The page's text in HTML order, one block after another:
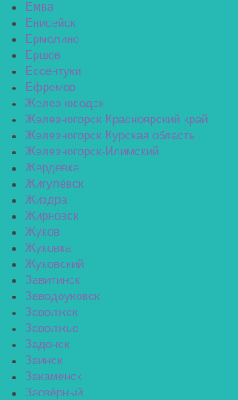
Емва
Енисейск
Ермолино
Ершов
Ессентуки
Ефремов
Железноводск
Железногорск Красноярский край
Железногорск Курская область
Железногорск-Илимский
Жердевка
Жигулёвск
Жиздра
Жирновск
Жуков
Жуковка
Жуковский
Завитинск
Заводоуковск
Заволжск
Заволжье
Задонск
Заинск
Закаменск
Заозёрный